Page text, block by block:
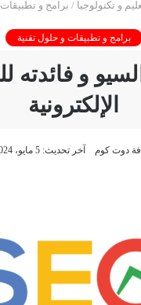
و تكنولوجيا / برامج و
برامج و تطبيقات و حلول تقنية
و فائدته
الإلكترونية
دوت كوم آخر تحديث: 5 مايو، 2024